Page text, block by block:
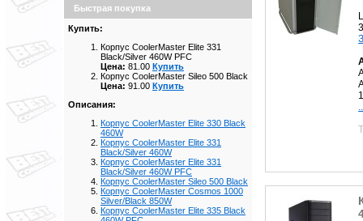
Быстрая покупка
Купить:
Корпус CoolerMaster Elite 331
Black/Silver 460W PFC
Цена: 81.00 Купить
Корпус CoolerMaster Sileo 500 Black
Цена: 91.00 Купить
Описания:
Корпус CoolerMaster Elite 330 Black
460W
Корпус CoolerMaster Elite 331
Black/Silver 460W
Корпус CoolerMaster Elite 331
Black/Silver 460W PFC
Корпус CoolerMaster Sileo 500 Black
Корпус CoolerMaster Cosmos 1000
Silver/Black 850W
Корпус CoolerMaster Elite 335 Black